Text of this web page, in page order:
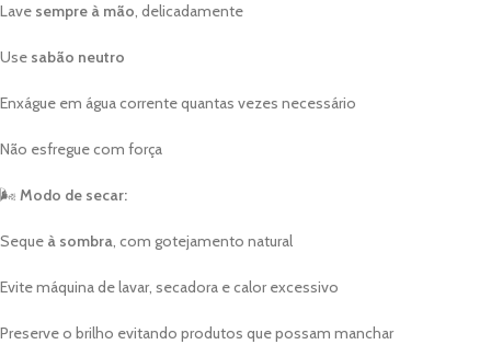
Lave sempre à mão, delicadamente
Use sabão neutro
Enxágue em água corrente quantas vezes necessário
Não esfregue com força
🌬️ Modo de secar:
Seque à sombra, com gotejamento natural
Evite máquina de lavar, secadora e calor excessivo
Preserve o brilho evitando produtos que possam manchar